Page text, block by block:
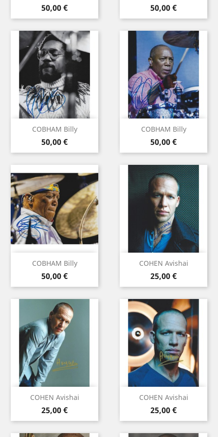
Prix
50,00 € Prix
50,00 €
COBHAM Billy
Prix
50,00 €
COBHAM Billy
Prix
50,00 €
COBHAM Billy
Prix
50,00 €
COHEN Avishai
Prix
25,00 €
COHEN Avishai
Prix
25,00 €
COHEN Avishai
Prix
25,00 €